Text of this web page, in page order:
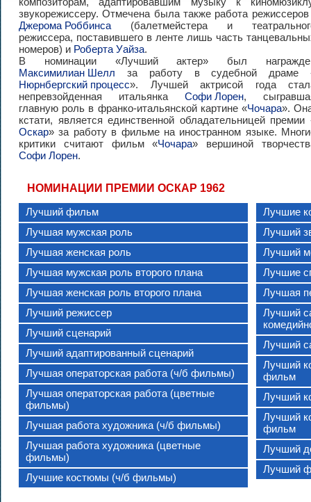
звукорежиссеру. Отмечена была также работа
Джерома Роббинса (балетмейстера и
режиссера, поставившего в ленте лишь часть
номеров) и Роберта Уайза.
В номинации «Лучший актер» был
Максимилиан Шелл за работу в судебной драме
Нюрнбергский процесс». Лучшей актрисой года
непревзойденная итальянка Софи Лорен,
главную роль в франко-итальянской картине «Чочара».
кстати, является единственной обладательницей премии
Оскар» за работу в фильме на иностранном языке.
критики считают фильм «Чочара» вершиной
Софи Лорен.
НОМИНАЦИИ ПРЕМИИ ОСКАР 1962
Лучший фильм
Лучшая мужская роль
Лучшая женская роль
Лучшая мужская роль второго плана
Лучшая женская роль второго плана
Лучший режиссер
Лучший сценарий
Лучший адаптированный сценарий
Лучшая операторская работа (ч/б фильмы)
Лучшая операторская работа (цветные
фильмы)
Лучшая работа художника (ч/б фильмы)
Лучшая работа художника (цветные
фильмы)
Лучшие костюмы (ч/б фильмы)
Лучшие
Лучший
Лучший
Лучшие
Лучшая
Лучший
Лучший
Лучший
фильм
Лучший
Лучший
фильм
Лучший
Лучший